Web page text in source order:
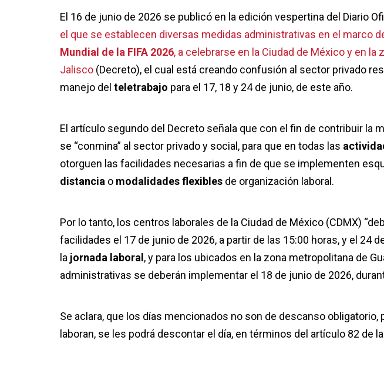
El 16 de junio de 2026 se publicó en la edición vespertina del Diario
el que se establecen diversas medidas administrativas en el marco
Mundial de la FIFA 2026, a celebrarse en la Ciudad de México y en la
Jalisco (Decreto), el cual está creando confusión al sector privado
manejo del teletrabajo para el 17, 18 y 24 de junio, de este año.
El artículo segundo del Decreto señala que con el fin de contribuir la
se “conmina” al sector privado y social, para que en todas las
otorguen las facilidades necesarias a fin de que se implementen
distancia o modalidades flexibles de organización laboral.
Por lo tanto, los centros laborales de la Ciudad de México (CDMX)
facilidades el 17 de junio de 2026, a partir de las 15:00 horas, y el 24
la jornada laboral , y para los ubicados en la zona metropolitana de
administrativas se deberán implementar el 18 de junio de 2026,
Se aclara, que los días mencionados no son de descanso
laboran, se les podrá descontar el día, en términos del artículo 82 de la